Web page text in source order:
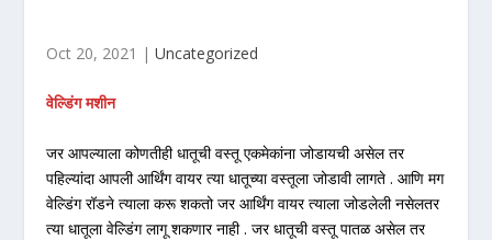
Oct 20, 2021 |Uncategorized
वेल्डिंग मशीन
जर आपल्याला कोणतीही धातूची वस्तू एकमेकांना जोडायची असेल तर
पहिल्यांदा आपली आर्थिंग वायर त्या धातूच्या वस्तूला जोडावी लागते . आणि मग
वेल्डिंग रॉडने त्याला करू शकतो जर आर्थिंग वायर त्याला जोडलेली नसेलतर
त्या धातूला वेल्डिंग लागू शकणार नाही . जर धातूची वस्तू पातळ असेल तर